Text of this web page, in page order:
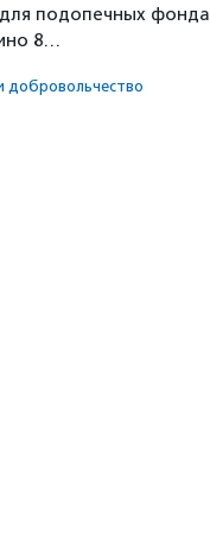
подопечных
8…
доброволь­чест­во